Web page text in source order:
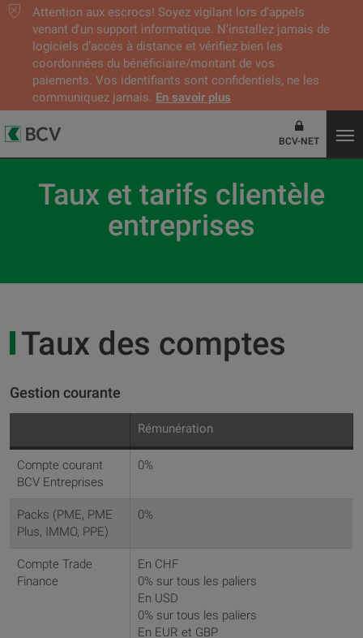
Attention aux escrocs! Soyez vigilant lors d’appels
venant d'un support informatique. N’installez jamais de
logiciels d’accès à distance et vérifiez bien les
coordonnées du bénéficiaire/montant de vos
paiements. Vos identifiants sont confidentiels, ne les
communiquez jamais. En savoir plus
BCV-NET
Taux et tarifs clientèle
entreprises
Taux des comptes
Gestion courante
Rémunération
Compte courant
BCV Entreprises
0%
Packs (PME, PME
Plus, IMMO, PPE)
0%
Compte Trade
Finance
En CHF
0% sur tous les paliers
En USD
0% sur tous les paliers
En EUR et GBP